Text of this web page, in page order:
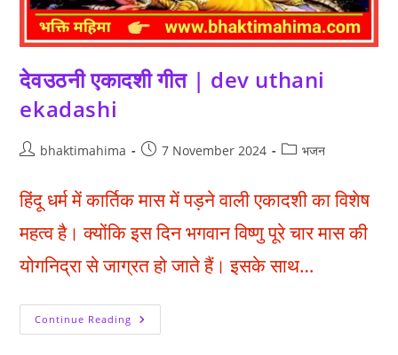
देवउठनी एकादशी गीत | dev uthani
ekadashi
Postbhaktimahima
Post7 November 2024
Postभजन
हिंदू धर्म में कार्तिक मास में पड़ने वाली एकादशी का विशेष
महत्व है। क्योंकि इस दिन भगवान विष्णु पूरे चार मास की
योगनिद्रा से जाग्रत हो जाते हैं। इसके साथ…
Continue Reading देवउठनी
एकादशी